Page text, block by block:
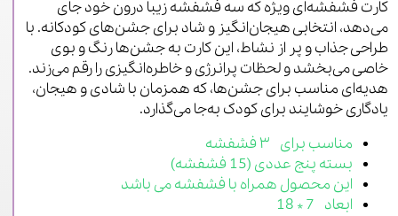
کارت فشفشه‌ای ویژه که سه فشفشه زیبا درون خود جای
می‌دهد، انتخابی هیجان‌انگیز و شاد برای جشن‌های کودکانه. با
طراحی جذاب و پر از نشاط، این کارت به جشن‌ها رنگ و بوی
خاصی می‌بخشد و لحظات پرانرژی و خاطره‌انگیزی را رقم می‌زند.
هدیه‌ای مناسب برای جشن‌ها، که همزمان با شادی و هیجان،
یادگاری خوشایند برای کودک به‌جا می‌گذارد.
مناسب برای ۳ فشفشه
بسته پنج عددی (15 فشفشه)
این محصول همراه با فشفشه می باشد
ابعاد 7 * 18